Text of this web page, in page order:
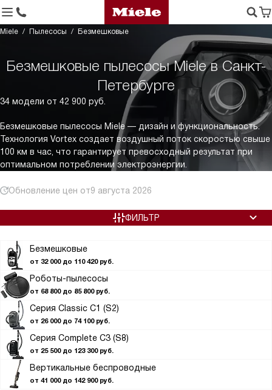
Miele Пылесосы Безмешковые
Безмешковые пылесосы Miele в Санкт-
Петербурге
34 модели от 42 900 руб.
Безмешковые пылесосы Miele — дизайн и функциональность.
Технология Vortex создает воздушный поток скоростью свыше
100 км в час, что гарантирует превосходный результат при
оптимальном потреблении электроэнергии.
Обновление цен от9 августа 2026
Безмешковые
от 32 000 до 110 420 руб.
Роботы-пылесосы
от 68 800 до 85 800 руб.
Серия Classic C1 (S2)
от 26 000 до 74 100 руб.
Серия Complete C3 (S8)
от 25 500 до 123 300 руб.
Вертикальные беспроводные
от 41 000 до 142 900 руб.
ФИЛЬТР